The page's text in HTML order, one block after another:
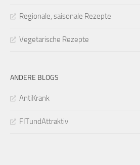
Regionale, saisonale Rezepte
Vegetarische Rezepte
ANDERE BLOGS
AntiKrank
FITundAttraktiv